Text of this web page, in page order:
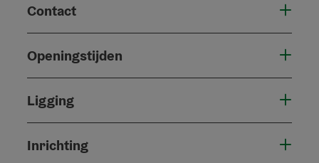
Contact
Openingstijden
Ligging
Inrichting